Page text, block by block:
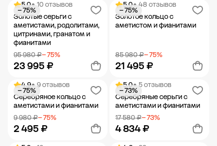
Добавить в корзину Добавить в корзину
5.0• 10 отзывов
Золотые серьги с
аметистами, родолитами,
цитринами, гранатом и
фианитами
95 980 ₽− 75%
23 995 ₽
− 75%
Добавить в корзину
5.0• 48 отзывов
Золотое кольцо с
аметистом и фианитами
85 980 ₽− 75%
21 495 ₽
− 75%
Добавить в корзину
4.9• 9 отзывов
Серебряное кольцо с
аметистами и фианитами
9 980 ₽− 75%
2 495 ₽
− 75%
5.0• 5 отзывов
Серебряные серьги с
аметистами и фианитами
17 580 ₽− 73%
4 834 ₽
− 73%